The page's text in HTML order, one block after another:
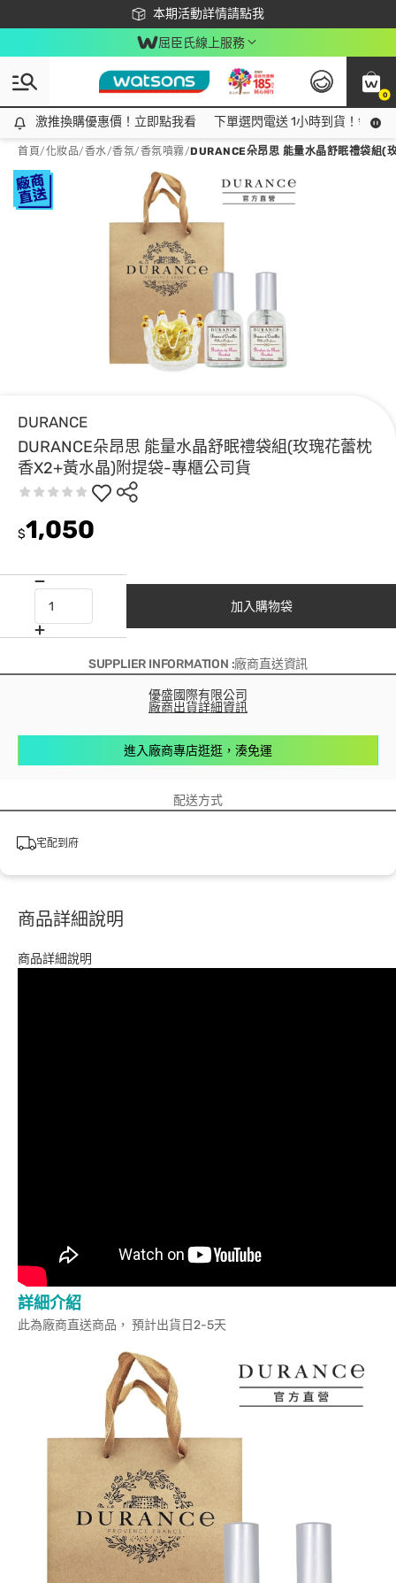
本期活動詳情請點我
下載app最高回饋$350
屈臣氏線上服務
0
激推換購優惠價！立即點我看
激推換購優惠價！立即點我看 下單選閃電送 1小時到貨！領神
首頁/化妝品/香水/香氛/香氛噴霧/DURANCE朵昂思 能量水晶舒眠禮袋組(
DURANCE
DURANCE朵昂思 能量水晶舒眠禮袋組(玫瑰花蕾枕
香X2+黃水晶)附提袋-專櫃公司貨
$1,050
加入購物袋
SUPPLIER INFORMATION :廠商直送資訊
優盛國際有限公司
廠商出貨詳細資訊
進入廠商專店逛逛，湊免運
配送方式
宅配到府
商品詳細說明
商品詳細說明
詳細介紹
此為廠商直送商品， 預計出貨日2-5天